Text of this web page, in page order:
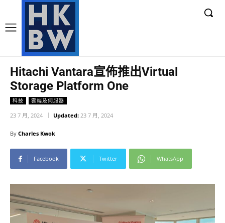
Hitachi Vantara宣佈推出Virtual
Storage Platform One
科技 雲端及伺服器
23 7 月, 2024 Updated: 23 7 月, 2024
By Charles Kwok
Facebook Twitter WhatsApp